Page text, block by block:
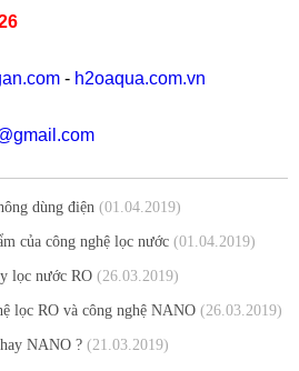
- h2oaqua.com.vn
dùng điện (01.04.2019)
của công nghệ lọc nước (01.04.2019)
lọc nước RO (26.03.2019)
lọc RO và công nghệ NANO (26.03.2019)
NANO ? (21.03.2019)